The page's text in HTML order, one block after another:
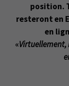
position.
resteront en
en
«Virtuellement,